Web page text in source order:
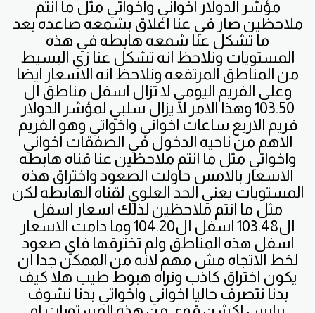
مؤشر الدولار اخواني واخواتي مثل ما انتم
ملاحظين صار في عنا اغلاق بشمعه صاعده بعد
ما تشكل عنا شمعه هابطه في هذه
المستويات ونلاحظ انه تشكل عنا زي البسيط
من المناطق المرتفعه ونلاحظ انه الاسعار ايضا
وعلى الفريم اليومي لا تزال اسفل مناطق ال
103.50 وهذا الامر لا يزال سلبي لمؤشر الدولار
فريم الاربع ساعات اخواني واخواتي وهو الفريم
الاهم من ناحيه الدخول في الصفقات اخواني
واخواتي مثل ما انتم ملاحظين عنا قناه هابطه
الاسعار بالامس حاولت الصعود واختراق هذه
المستويات يعني الحد العلوي لقناه الهابطه لكن
مثل ما انتم ملاحظين لذلك اسعار اسفل
ال103.48 اسفل ال104.20 وما دامت الاسعار
اسفل هذه المناطق ولم تخترقها فاي صعود
لخط الاتجاه مش مهم لانه من الممكن جدا ان
يكون اختراق كاذب ونراه هبوط طيب هلا كيف
بدنا نتصرف حاليا اخواني واخواتي بدنا نشوف